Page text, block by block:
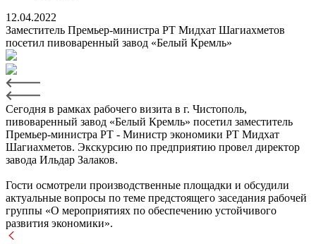
12.04.2022
Заместитель Премьер-министра РТ Мидхат Шагиахметов
посетил пивоваренный завод «Белый Кремль»
Сегодня в рамках рабочего визита в г. Чистополь,
пивоваренный завод «Белый Кремль» посетил заместитель
Премьер-министра РТ - Министр экономики РТ Мидхат
Шагиахметов. Экскурсию по предприятию провел директор
завода Ильдар Залаков.
Гости осмотрели производственные площадки и обсудили
актуальные вопросы по теме предстоящего заседания рабочей
группы «О мероприятиях по обеспечению устойчивого
развития экономики».